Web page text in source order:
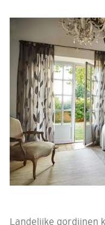
Landelijke gordijnen